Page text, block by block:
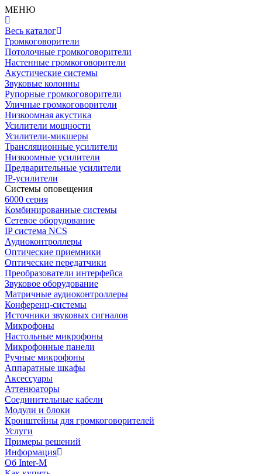
МЕНЮ
Весь каталог
Громкоговорители
Потолочные громкоговорители
Настенные громкоговорители
Акустические системы
Звуковые колонны
Рупорные громкоговорители
Уличные громкоговорители
Низкоомная акустика
Усилители мощности
Усилители-микшеры
Трансляционные усилители
Низкоомные усилители
Предварительные усилители
IP-усилители
Системы оповещения
6000 серия
Комбинированные системы
Сетевое оборудование
IP система NCS
Аудиоконтроллеры
Оптические приемники
Оптические передатчики
Преобразователи интерфейса
Звуковое оборудование
Матричные аудиоконтроллеры
Конференц-системы
Источники звуковых сигналов
Микрофоны
Настольные микрофоны
Микрофонные панели
Ручные микрофоны
Аппаратные шкафы
Аксессуары
Аттенюаторы
Соединительные кабели
Модули и блоки
Кронштейны для громкоговорителей
Услуги
Примеры решений
Информация
Об Inter-M